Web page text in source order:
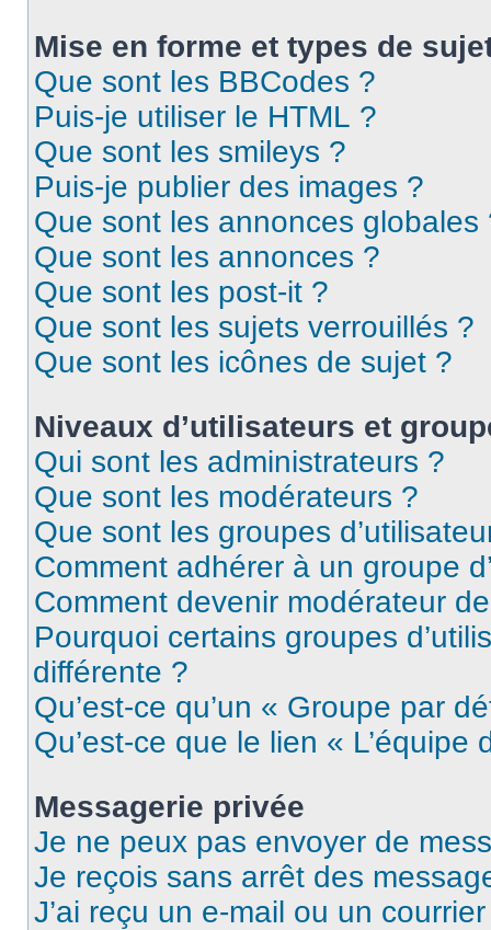
Mise en forme et types de
Que sont les BBCodes ?
Puis-je utiliser le HTML ?
Que sont les smileys ?
Puis-je publier des images ?
Que sont les annonces globales
Que sont les annonces ?
Que sont les post-it ?
Que sont les sujets verrouillés ?
Que sont les icônes de sujet ?
Niveaux d’utilisateurs et
Qui sont les administrateurs ?
Que sont les modérateurs ?
Que sont les groupes
Comment adhérer à un groupe
Comment devenir modérateur
Pourquoi certains groupes
différente ?
Qu’est-ce qu’un « Groupe par
Qu’est-ce que le lien « L’équipe
Messagerie privée
Je ne peux pas envoyer de
Je reçois sans arrêt des
J’ai reçu un e-mail ou un